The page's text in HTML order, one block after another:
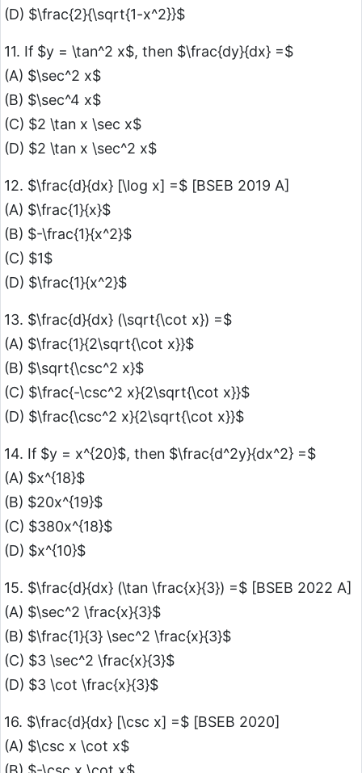
(D) $\frac{2}{\sqrt{1-x^2}}$
11. If $y = \tan^2 x$, then $\frac{dy}{dx} =$
(A) $\sec^2 x$
(B) $\sec^4 x$
(C) $2 \tan x \sec x$
(D) $2 \tan x \sec^2 x$
12. $\frac{d}{dx} [\log x] =$ [BSEB 2019 A]
(A) $\frac{1}{x}$
(B) $-\frac{1}{x^2}$
(C) $1$
(D) $\frac{1}{x^2}$
13. $\frac{d}{dx} (\sqrt{\cot x}) =$
(A) $\frac{1}{2\sqrt{\cot x}}$
(B) $\sqrt{\csc^2 x}$
(C) $\frac{-\csc^2 x}{2\sqrt{\cot x}}$
(D) $\frac{\csc^2 x}{2\sqrt{\cot x}}$
14. If $y = x^{20}$, then $\frac{d^2y}{dx^2} =$
(A) $x^{18}$
(B) $20x^{19}$
(C) $380x^{18}$
(D) $x^{10}$
15. $\frac{d}{dx} (\tan \frac{x}{3}) =$ [BSEB 2022 A]
(A) $\sec^2 \frac{x}{3}$
(B) $\frac{1}{3} \sec^2 \frac{x}{3}$
(C) $3 \sec^2 \frac{x}{3}$
(D) $3 \cot \frac{x}{3}$
16. $\frac{d}{dx} [\csc x] =$ [BSEB 2020]
(A) $\csc x \cot x$